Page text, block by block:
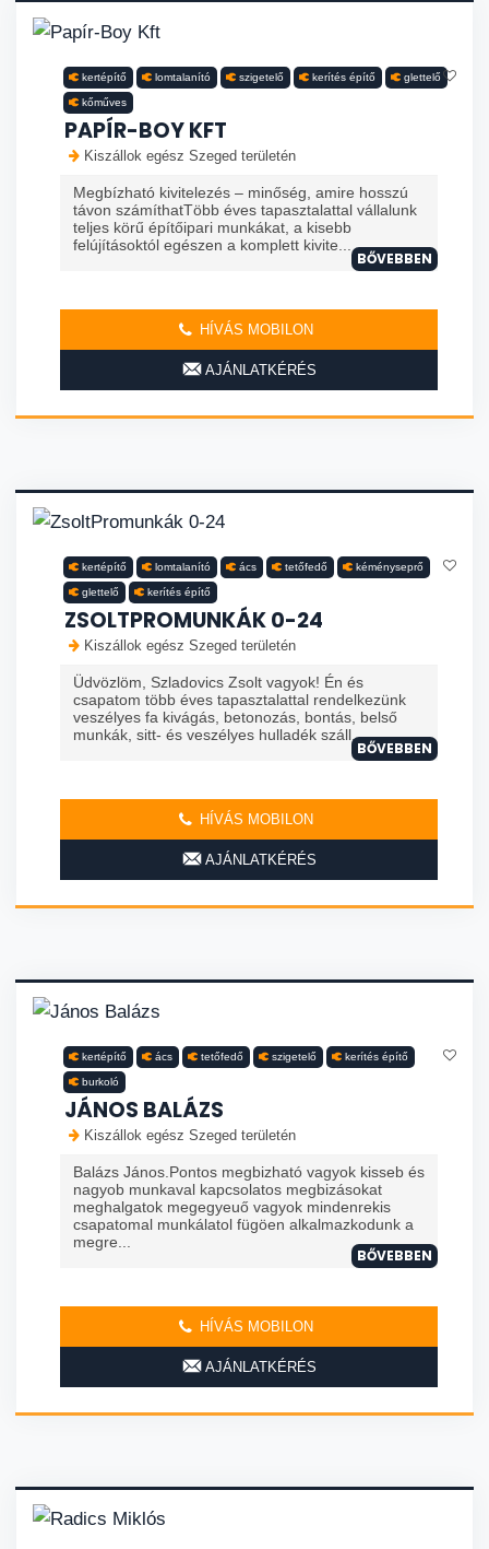
kertépítő lomtalanító szigetelő kerítés építő glettelő
kőműves
PAPÍR-BOY KFT
Kiszállok egész Szeged területén
Megbízható kivitelezés – minőség, amire hosszú
távon számíthatTöbb éves tapasztalattal vállalunk
teljes körű építőipari munkákat, a kisebb
felújításoktól egészen a komplett kivite...
BŐVEBBEN
HÍVÁS MOBILON
AJÁNLATKÉRÉS
kertépítő lomtalanító ács tetőfedő kéményseprő
glettelő kerítés építő
ZSOLTPROMUNKÁK 0-24
Kiszállok egész Szeged területén
Üdvözlöm, Szladovics Zsolt vagyok! Én és
csapatom több éves tapasztalattal rendelkezünk
veszélyes fa kivágás, betonozás, bontás, belső
munkák, sitt- és veszélyes hulladék száll...
BŐVEBBEN
HÍVÁS MOBILON
AJÁNLATKÉRÉS
kertépítő ács tetőfedő szigetelő kerítés építő
burkoló
JÁNOS BALÁZS
Kiszállok egész Szeged területén
Balázs János.Pontos megbizható vagyok kisseb és
nagyob munkaval kapcsolatos megbizásokat
meghalgatok megegyeuő vagyok mindenrekis
csapatomal munkálatol fügöen alkalmazkodunk a
megre...
BŐVEBBEN
HÍVÁS MOBILON
AJÁNLATKÉRÉS